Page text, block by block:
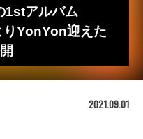
1stアルバム
YonYon迎えた
2021.09.01